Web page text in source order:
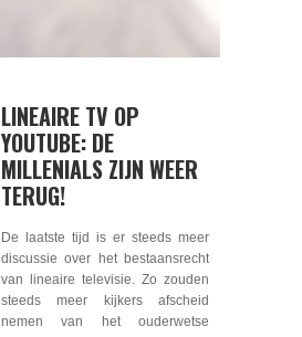
LINEAIRE TV OP
YOUTUBE: DE
MILLENIALS ZIJN WEER
TERUG!
De laatste tijd is er steeds meer
discussie over het bestaansrecht
van lineaire televisie. Zo zouden
steeds meer kijkers afscheid
nemen van het ouderwetse